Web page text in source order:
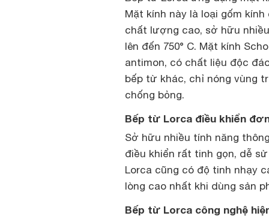
Mặt kính này là loại gốm
chất lượng cao, sở hữu
lên đến 750° C. Mặt kính
antimon, có chất liệu độc
bếp từ khác, chỉ nóng vùng
chống bỏng.
Bếp từ Lorca điều khiển
Sở hữu nhiều tính năng
điều khiển rất tinh gọn, dễ
Lorca cũng có độ tinh nhạy
lòng cao nhất khi dùng sản
Bếp từ Lorca công nghệ